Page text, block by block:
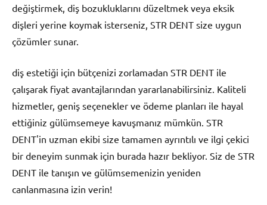
değiştirmek, diş bozukluklarını düzeltmek veya eksik
dişleri yerine koymak isterseniz, STR DENT size uygun
çözümler sunar.
diş estetiği için bütçenizi zorlamadan STR DENT ile
çalışarak fiyat avantajlarından yararlanabilirsiniz. Kaliteli
hizmetler, geniş seçenekler ve ödeme planları ile hayal
ettiğiniz gülümsemeye kavuşmanız mümkün. STR
DENT'in uzman ekibi size tamamen ayrıntılı ve ilgi çekici
bir deneyim sunmak için burada hazır bekliyor. Siz de STR
DENT ile tanışın ve gülümsemenizin yeniden
canlanmasına izin verin!